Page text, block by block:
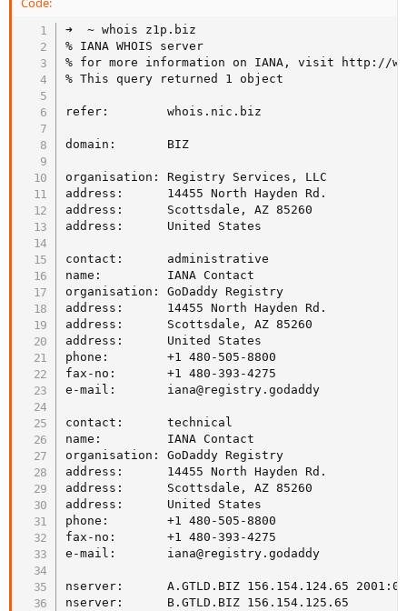
➜  ~ whois z1p.biz
% IANA WHOIS server
% for more information on IANA, visit http://
% This query returned 1 object
refer:        whois.nic.biz
domain:       BIZ
organisation: Registry Services, LLC
address:      14455 North Hayden Rd.
address:      Scottsdale, AZ 85260
address:      United States
contact:      administrative
name:         IANA Contact
organisation: GoDaddy Registry
address:      14455 North Hayden Rd.
address:      Scottsdale, AZ 85260
address:      United States
phone:        +1 480-505-8800
fax-no:       +1 480-393-4275
e-mail:       iana@registry.godaddy
contact:      technical
name:         IANA Contact
organisation: GoDaddy Registry
address:      14455 North Hayden Rd.
address:      Scottsdale, AZ 85260
address:      United States
phone:        +1 480-505-8800
fax-no:       +1 480-393-4275
e-mail:       iana@registry.godaddy
nserver:      A.GTLD.BIZ 156.154.124.65
nserver:      B.GTLD.BIZ 156.154.125.65